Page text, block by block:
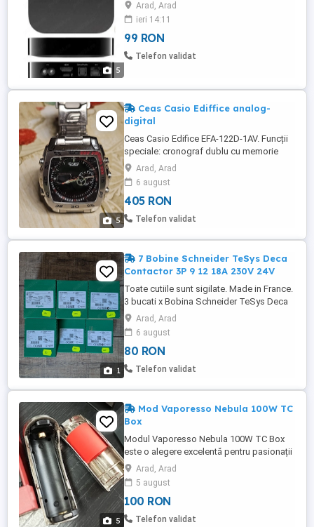
5
Arad, Arad
ieri 14:11
99 RON
Telefon validat
5
Ceas Casio Ediffice analog-
digital
Ceas Casio Edifice EFA-122D-1AV. Funcții
speciale: cronograf dublu cu memorie
pentru 50 de ture, termometru, ora
mondială și lumină automată. Afișaj
analog-digital combinat, cu carcasă și
brățară din oțel inoxidabil. Rezistență la
apă: până la 100 de metri. Stare bună. Are
Arad, Arad
6 august
405 RON
Telefon validat
1
7 Bobine Schneider TeSys Deca
Contactor 3P 9 12 18A 230V 24V
Toate cutiile sunt sigilate. Made in France.
3 bucati x Bobina Schneider TeSys Deca
Contactor LC1D12P5 | 3P 12A, 1NO + 1NC,
230V 50Hz = 80 RON 1 bucati x Bobina
Schneider TeSys Deca Contactor
LC1D18P5 | 3P 18A, 1NO + 1NC, 230V 50Hz
= 100 RON 2 bucati x Bobina Schneider
Arad, Arad
6 august
80 RON
Telefon validat
5
Mod Vaporesso Nebula 100W TC
Box
Modul Vaporesso Nebula 100W TC Box
este o alegere excelentă pentru pasionații
de tigări electronice. Cu o putere de 100W
și control al temperaturii, acest mod oferă
o experiență de vapat intensă și plăcută.
Descoperă performanța și calitatea
brandului Vaporesso acum! Specificații
Arad, Arad
5 august
100 RON
Telefon validat